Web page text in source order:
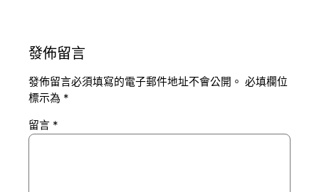
發佈留言
發佈留言必須填寫的電子郵件地址不會公開。 必填欄位
標示為 *
留言 *